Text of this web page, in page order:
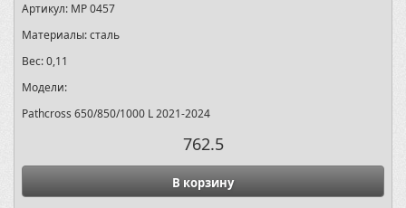
Артикул: MP 0457
Материалы:сталь
Вес:0,11
Модели:
Pathcross 650/850/1000 L 2021-2024
762.5
В корзину